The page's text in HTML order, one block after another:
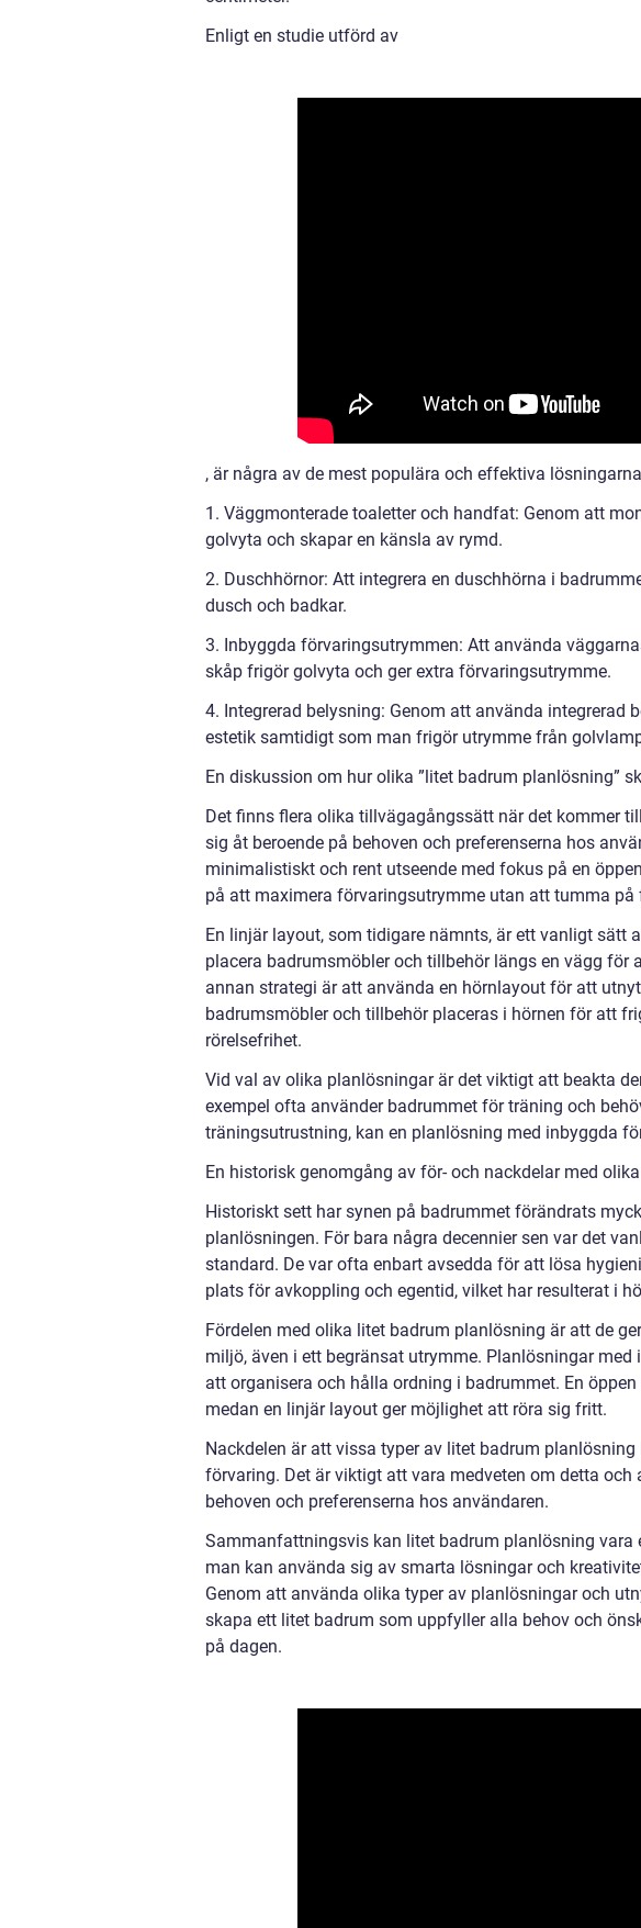
Enligt en studie utförd av
, är några av de mest populära och effektiva
1. Väggmonterade toaletter och handfat: Genom att
golvyta och skapar en känsla av rymd.
2. Duschhörnor: Att integrera en duschhörna i
dusch och badkar.
3. Inbyggda förvaringsutrymmen: Att använda
skåp frigör golvyta och ger extra förvaringsutrymme.
4. Integrerad belysning: Genom att använda
estetik samtidigt som man frigör utrymme från
En diskussion om hur olika ”litet badrum planlösning”
Det finns flera olika tillvägagångssätt när det kommer
sig åt beroende på behoven och preferenserna hos
minimalistiskt och rent utseende med fokus på en
på att maximera förvaringsutrymme utan att tumma
En linjär layout, som tidigare nämnts, är ett vanligt sätt
placera badrumsmöbler och tillbehör längs en vägg för
annan strategi är att använda en hörnlayout för att
badrumsmöbler och tillbehör placeras i hörnen för att
rörelsefrihet.
Vid val av olika planlösningar är det viktigt att beakta
exempel ofta använder badrummet för träning och
träningsutrustning, kan en planlösning med inbyggda
En historisk genomgång av för- och nackdelar med
Historiskt sett har synen på badrummet förändrats
planlösningen. För bara några decennier sen var det
standard. De var ofta enbart avsedda för att lösa
plats för avkoppling och egentid, vilket har resulterat i
Fördelen med olika litet badrum planlösning är att de
miljö, även i ett begränsat utrymme. Planlösningar
att organisera och hålla ordning i badrummet. En
medan en linjär layout ger möjlighet att röra sig fritt.
Nackdelen är att vissa typer av litet badrum
förvaring. Det är viktigt att vara medveten om detta
behoven och preferenserna hos användaren.
Sammanfattningsvis kan litet badrum planlösning vara
man kan använda sig av smarta lösningar och
Genom att använda olika typer av planlösningar och
skapa ett litet badrum som uppfyller alla behov och
på dagen.